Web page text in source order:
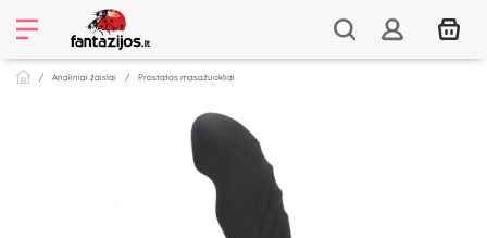
Analiniai žaislai Prostatos masažuokliai